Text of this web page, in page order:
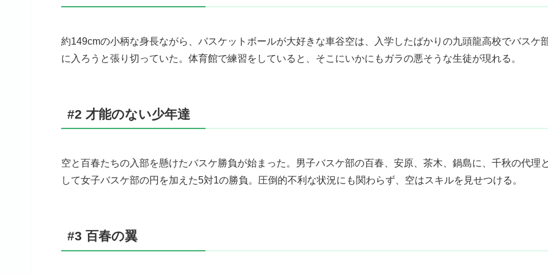
約149cmの小柄な身長ながら、バスケットボールが大好きな車谷空は、入学したばかりの九頭龍高校でバスケ
に入ろうと張り切っていた。体育館で練習をしていると、そこにいかにもガラの悪そうな生徒が現れる。
#2 才能のない少年達
空と百春たちの入部を懸けたバスケ勝負が始まった。男子バスケ部の百春、安原、茶木、鍋島に、千秋の代理
して女子バスケ部の円を加えた5対1の勝負。圧倒的不利な状況にも関わらず、空はスキルを見せつける。
#3 百春の翼